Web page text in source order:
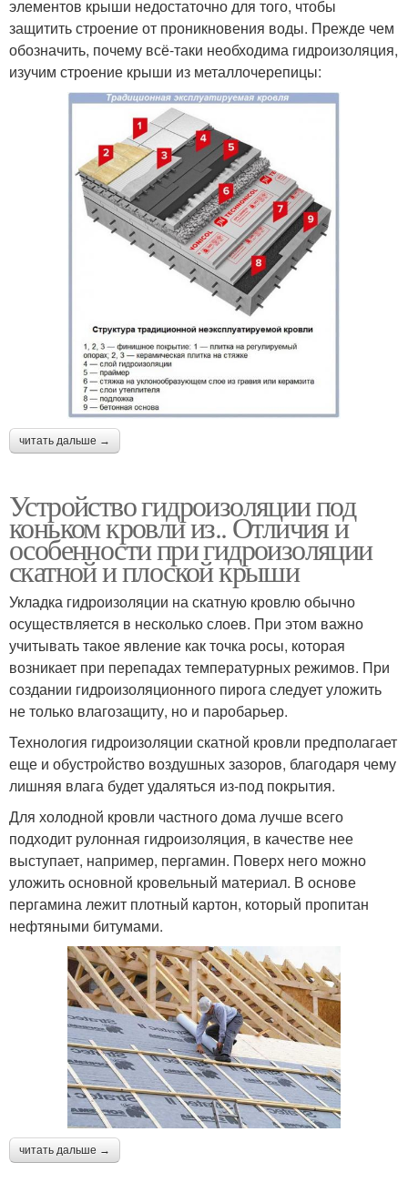
элементов крыши недостаточно для того, чтобы
защитить строение от проникновения воды. Прежде чем
обозначить, почему всё-таки необходима гидроизоляция,
изучим строение крыши из металлочерепицы:
читать дальше →
Устройство гидроизоляции под
коньком кровли из.. Отличия и
особенности при гидроизоляции
скатной и плоской крыши
Укладка гидроизоляции на скатную кровлю обычно
осуществляется в несколько слоев. При этом важно
учитывать такое явление как точка росы, которая
возникает при перепадах температурных режимов. При
создании гидроизоляционного пирога следует уложить
не только влагозащиту, но и паробарьер.
Технология гидроизоляции скатной кровли предполагает
еще и обустройство воздушных зазоров, благодаря чему
лишняя влага будет удаляться из-под покрытия.
Для холодной кровли частного дома лучше всего
подходит рулонная гидроизоляция, в качестве нее
выступает, например, пергамин. Поверх него можно
уложить основной кровельный материал. В основе
пергамина лежит плотный картон, который пропитан
нефтяными битумами.
читать дальше →